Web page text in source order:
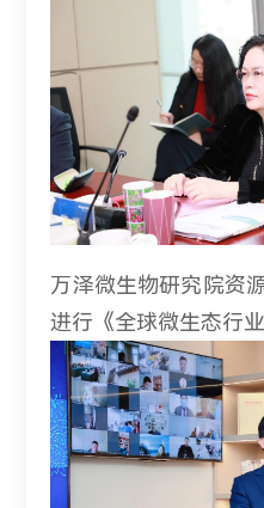
万泽微生物研究院资
进行《全球微生态行